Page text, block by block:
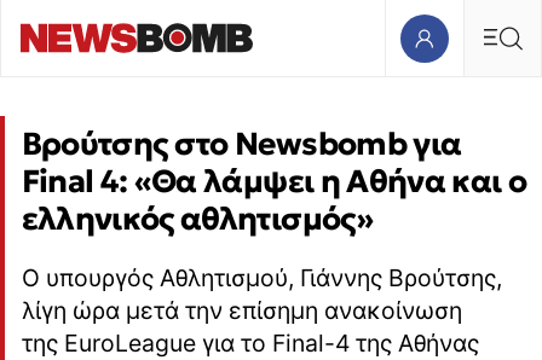
Βρούτσης στο Newsbomb για
Final 4: «Θα λάμψει η Αθήνα και ο
ελληνικός αθλητισμός»
Ο υπουργός Αθλητισμού, Γιάννης Βρούτσης,
λίγη ώρα μετά την επίσημη ανακοίνωση
της EuroLeague για το Final-4 της Αθήνας